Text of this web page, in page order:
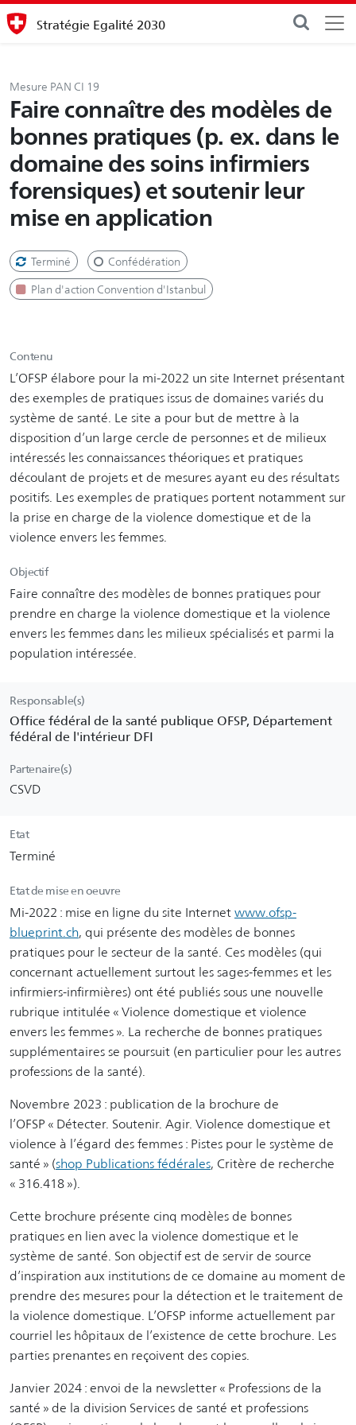
Stratégie Egalité 2030
Mesure PAN CI 19
Faire connaître des modèles de
bonnes pratiques (p. ex. dans le
domaine des soins infirmiers
forensiques) et soutenir leur
mise en application
Terminé Confédération
Plan d'action Convention d'Istanbul
Contenu
L’OFSP élabore pour la mi-2022 un site Internet présentant
des exemples de pratiques issus de domaines variés du
système de santé. Le site a pour but de mettre à la
disposition d’un large cercle de personnes et de milieux
intéressés les connaissances théoriques et pratiques
découlant de projets et de mesures ayant eu des résultats
positifs. Les exemples de pratiques portent notamment sur
la prise en charge de la violence domestique et de la
violence envers les femmes.
Objectif
Faire connaître des modèles de bonnes pratiques pour
prendre en charge la violence domestique et la violence
envers les femmes dans les milieux spécialisés et parmi la
population intéressée.
Responsable(s)
Office fédéral de la santé publique OFSP, Département
fédéral de l'intérieur DFI
Partenaire(s)
CSVD
Etat
Terminé
Etat de mise en oeuvre
Mi-2022 : mise en ligne du site Internet www.ofsp-
blueprint.ch, qui présente des modèles de bonnes
pratiques pour le secteur de la santé. Ces modèles (qui
concernant actuellement surtout les sages-femmes et les
infirmiers-infirmières) ont été publiés sous une nouvelle
rubrique intitulée « Violence domestique et violence
envers les femmes ». La recherche de bonnes pratiques
supplémentaires se poursuit (en particulier pour les autres
professions de la santé).
Novembre 2023 : publication de la brochure de
l’OFSP « Détecter. Soutenir. Agir. Violence domestique et
violence à l’égard des femmes : Pistes pour le système de
santé » (shop Publications fédérales, Critère de recherche
« 316.418 »).
Cette brochure présente cinq modèles de bonnes
pratiques en lien avec la violence domestique et le
système de santé. Son objectif est de servir de source
d’inspiration aux institutions de ce domaine au moment de
prendre des mesures pour la détection et le traitement de
la violence domestique. L’OFSP informe actuellement par
courriel les hôpitaux de l’existence de cette brochure. Les
parties prenantes en reçoivent des copies.
Janvier 2024 : envoi de la newsletter « Professions de la
santé » de la division Services de santé et professions